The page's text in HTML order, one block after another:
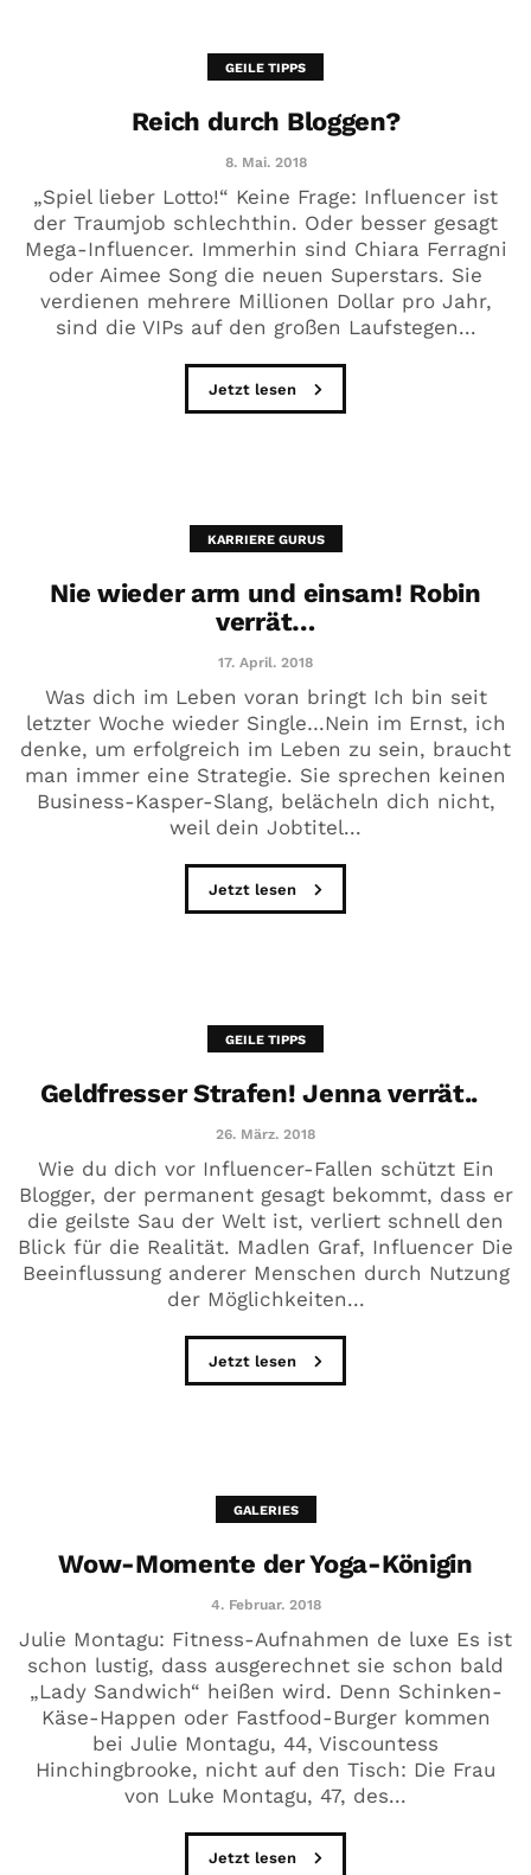
GEILE TIPPS
Reich durch Bloggen?
8. Mai. 2018
„Spiel lieber Lotto!“ Keine Frage: Influencer ist
der Traumjob schlechthin. Oder besser gesagt
Mega-Influencer. Immerhin sind Chiara Ferragni
oder Aimee Song die neuen Superstars. Sie
verdienen mehrere Millionen Dollar pro Jahr,
sind die VIPs auf den großen Laufstegen...
Jetzt lesen
KARRIERE GURUS
Nie wieder arm und einsam! Robin
verrät…
17. April. 2018
Was dich im Leben voran bringt Ich bin seit
letzter Woche wieder Single…Nein im Ernst, ich
denke, um erfolgreich im Leben zu sein, braucht
man immer eine Strategie. Sie sprechen keinen
Business-Kasper-Slang, belächeln dich nicht,
weil dein Jobtitel...
Jetzt lesen
GEILE TIPPS
Geldfresser Strafen! Jenna verrät..
26. März. 2018
Wie du dich vor Influencer-Fallen schützt Ein
Blogger, der permanent gesagt bekommt, dass er
die geilste Sau der Welt ist, verliert schnell den
Blick für die Realität. Madlen Graf, Influencer Die
Beeinflussung anderer Menschen durch Nutzung
der Möglichkeiten...
Jetzt lesen
GALERIES
Wow-Momente der Yoga-Königin
4. Februar. 2018
Julie Montagu: Fitness-Aufnahmen de luxe Es ist
schon lustig, dass ausgerechnet sie schon bald
„Lady Sandwich“ heißen wird. Denn Schinken-
Käse-Happen oder Fastfood-Burger kommen
bei Julie Montagu, 44, Viscountess
Hinchingbrooke, nicht auf den Tisch: Die Frau
von Luke Montagu, 47, des...
Jetzt lesen